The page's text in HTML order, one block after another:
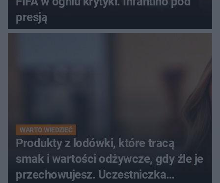
presją
WARTO WIEDZIEĆ
Produkty z lodówki, które tracą
smak i wartości odżywcze, gdy źle je
przechowujesz. Uczestniczka